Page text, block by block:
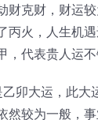
财克财，财运
丙火，人生机
代表贵人运不
卯大运，此大
然较为一般，事